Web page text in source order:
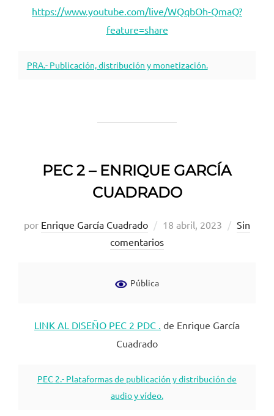
https://www.youtube.com/live/WQqbOh-QmaQ?
feature=share
PRA.- Publicación, distribución y monetización.
PEC 2 – ENRIQUE GARCÍA
CUADRADO
por Enrique García Cuadrado
Publicado
el
18 abril, 2023
Sin
comentarios
Pública
LINK AL DISEÑO PEC 2 PDC . de Enrique García
Cuadrado
PEC 2.- Plataformas de publicación y distribución de
audio y vídeo.